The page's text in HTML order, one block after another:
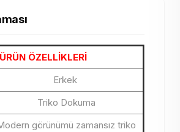
ÜRÜN ÖZELLİKLERİ
Erkek
Triko Dokuma
görünümü zamansız triko